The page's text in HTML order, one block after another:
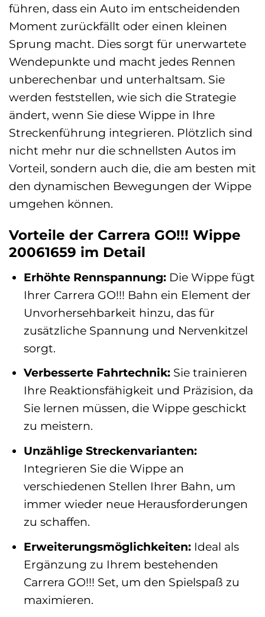
führen, dass ein Auto im entscheidenden
Moment zurückfällt oder einen kleinen
Sprung macht. Dies sorgt für unerwartete
Wendepunkte und macht jedes Rennen
unberechenbar und unterhaltsam. Sie
werden feststellen, wie sich die Strategie
ändert, wenn Sie diese Wippe in Ihre
Streckenführung integrieren. Plötzlich sind
nicht mehr nur die schnellsten Autos im
Vorteil, sondern auch die, die am besten mit
den dynamischen Bewegungen der Wippe
umgehen können.
Vorteile der Carrera GO!!! Wippe
20061659 im Detail
Erhöhte Rennspannung:Die Wippe fügt
Ihrer Carrera GO!!! Bahn ein Element der
Unvorhersehbarkeit hinzu, das für
zusätzliche Spannung und Nervenkitzel
sorgt.
Verbesserte Fahrtechnik:Sie trainieren
Ihre Reaktionsfähigkeit und Präzision, da
Sie lernen müssen, die Wippe geschickt
zu meistern.
Unzählige Streckenvarianten:
Integrieren Sie die Wippe an
verschiedenen Stellen Ihrer Bahn, um
immer wieder neue Herausforderungen
zu schaffen.
Erweiterungsmöglichkeiten:Ideal als
Ergänzung zu Ihrem bestehenden
Carrera GO!!! Set, um den Spielspaß zu
maximieren.